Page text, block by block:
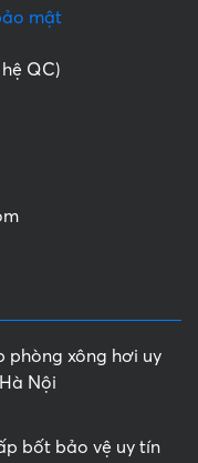
mật
hệ QC)
phòng xông hơi uy
Nội
bốt bảo vệ uy tín